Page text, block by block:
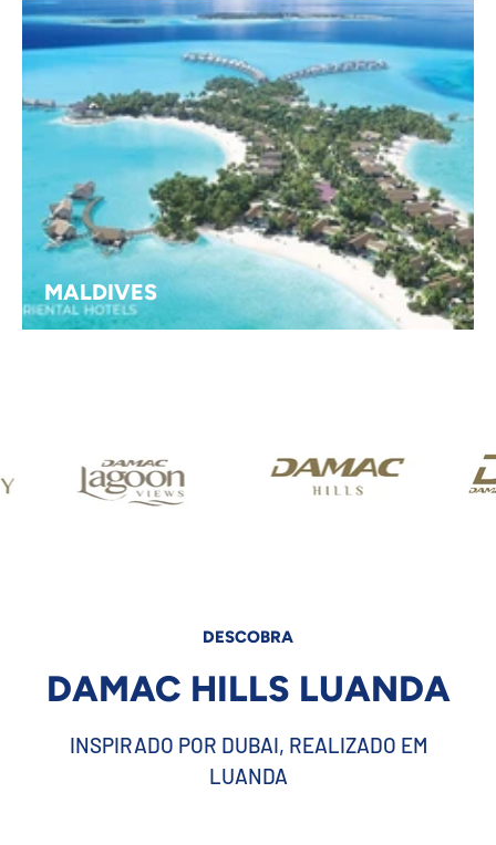
MALDIVES
DESCOBRA
DAMAC HILLS LUANDA
INSPIRADO POR DUBAI, REALIZADO EM
LUANDA